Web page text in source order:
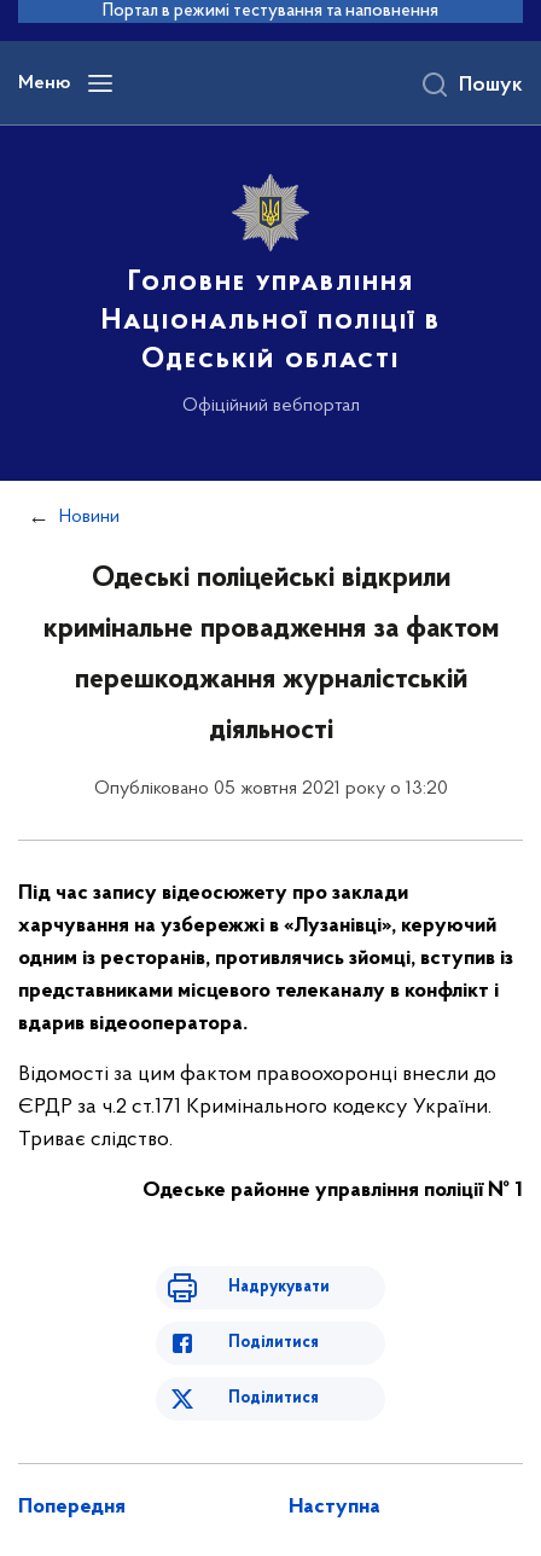
основного
вмісту
Портал в режимі тестування та наповнення
Меню
Головне управління
Національної поліції в
Одеській області
Офіційний вебпортал
Пошук
Новини
Одеські поліцейські відкрили
кримінальне провадження за фактом
перешкоджання журналістській
діяльності
Опубліковано 05 жовтня 2021 року о 13:20
Під час запису відеосюжету про заклади
харчування на узбережжі в «Лузанівці», керуючий
одним із ресторанів, противлячись зйомці, вступив із
представниками місцевого телеканалу в конфлікт і
вдарив відеооператора.
Відомості за цим фактом правоохоронці внесли до
ЄРДР за ч.2 ст.171 Кримінального кодексу України.
Триває слідство.
Одеське районне управління поліції № 1
Надрукувати
Поділитися
Поділитися
Попередня Наступна